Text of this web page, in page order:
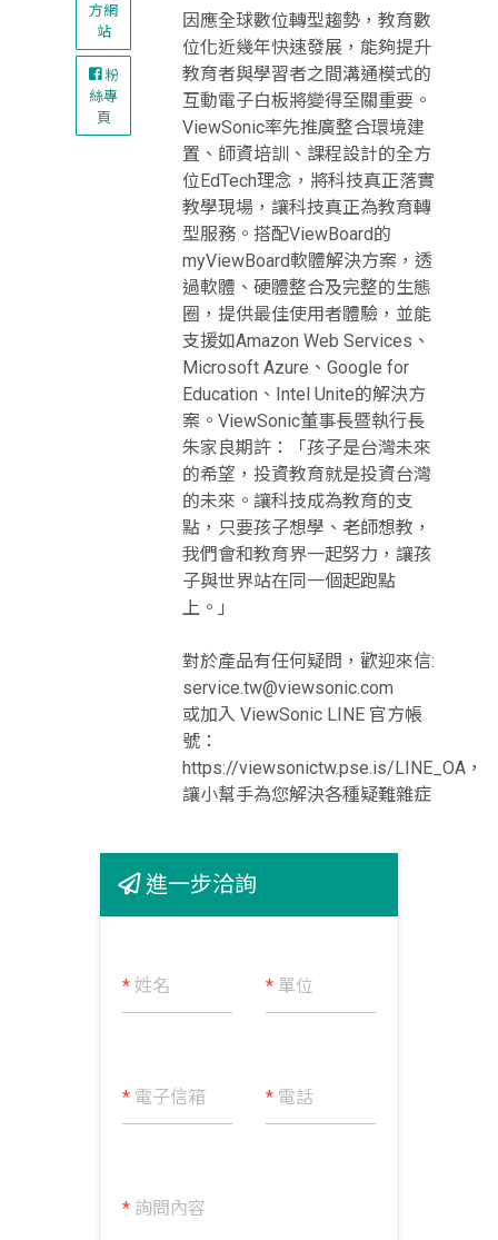
方網
站
粉
絲專
頁
因應全球數位轉型趨勢，教育數
位化近幾年快速發展，能夠提升
教育者與學習者之間溝通模式的
互動電子白板將變得至關重要。
ViewSonic率先推廣整合環境建
置、師資培訓、課程設計的全方
位EdTech理念，將科技真正落實
教學現場，讓科技真正為教育轉
型服務。搭配ViewBoard的
myViewBoard軟體解決方案，透
過軟體、硬體整合及完整的生態
圈，提供最佳使用者體驗，並能
支援如Amazon Web Services、
Microsoft Azure、Google for
Education、Intel Unite的解決方
案。ViewSonic董事長暨執行長
朱家良期許：「孩子是台灣未來
的希望，投資教育就是投資台灣
的未來。讓科技成為教育的支
點，只要孩子想學、老師想教，
我們會和教育界一起努力，讓孩
子與世界站在同一個起跑點
上。」
對於產品有任何疑問，歡迎來信:
service.tw@viewsonic.com
或加入 ViewSonic LINE 官方帳
號：
https://viewsonictw.pse.is/LINE_OA，
讓小幫手為您解決各種疑難雜症
進一步洽詢
*姓名 * 單位
*電子信箱 * 電話
*詢問內容